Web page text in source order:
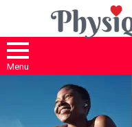
Menu